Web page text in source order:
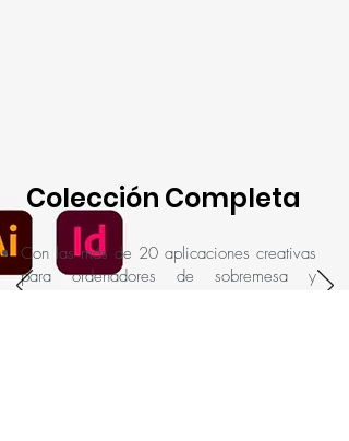
Colección Completa
Con las más de 20 aplicaciones creativas
para ordenadores de sobremesa y